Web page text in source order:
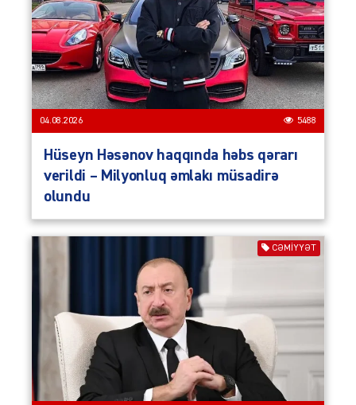
04.08.2026 5488
Hüseyn Həsənov haqqında həbs qərarı
verildi – Milyonluq əmlakı müsadirə
olundu
CƏMIYYƏT